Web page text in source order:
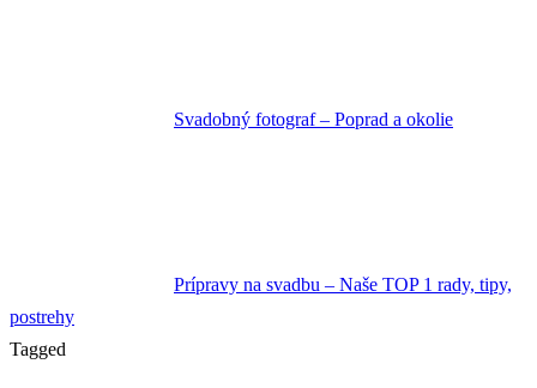
Svadobný fotograf – Poprad a okolie
Prípravy na svadbu – Naše TOP 1 rady, tipy,
postrehy
Tagged